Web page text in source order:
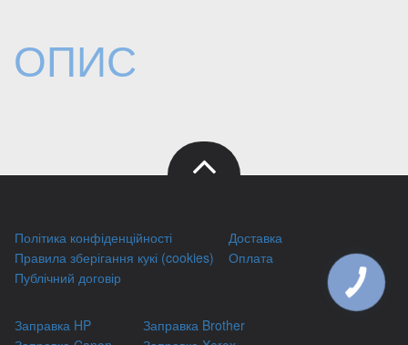
ОПИС
Політика конфіденційності
Правила зберігання кукі (cookies)
Публічний договір
Доставка
Оплата
Заправка HP
Заправка Brother
КНОПКА
ЗВ'ЯЗКУ